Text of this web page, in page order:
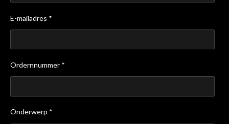
E-mailadres *
Ordernnummer *
Onderwerp *